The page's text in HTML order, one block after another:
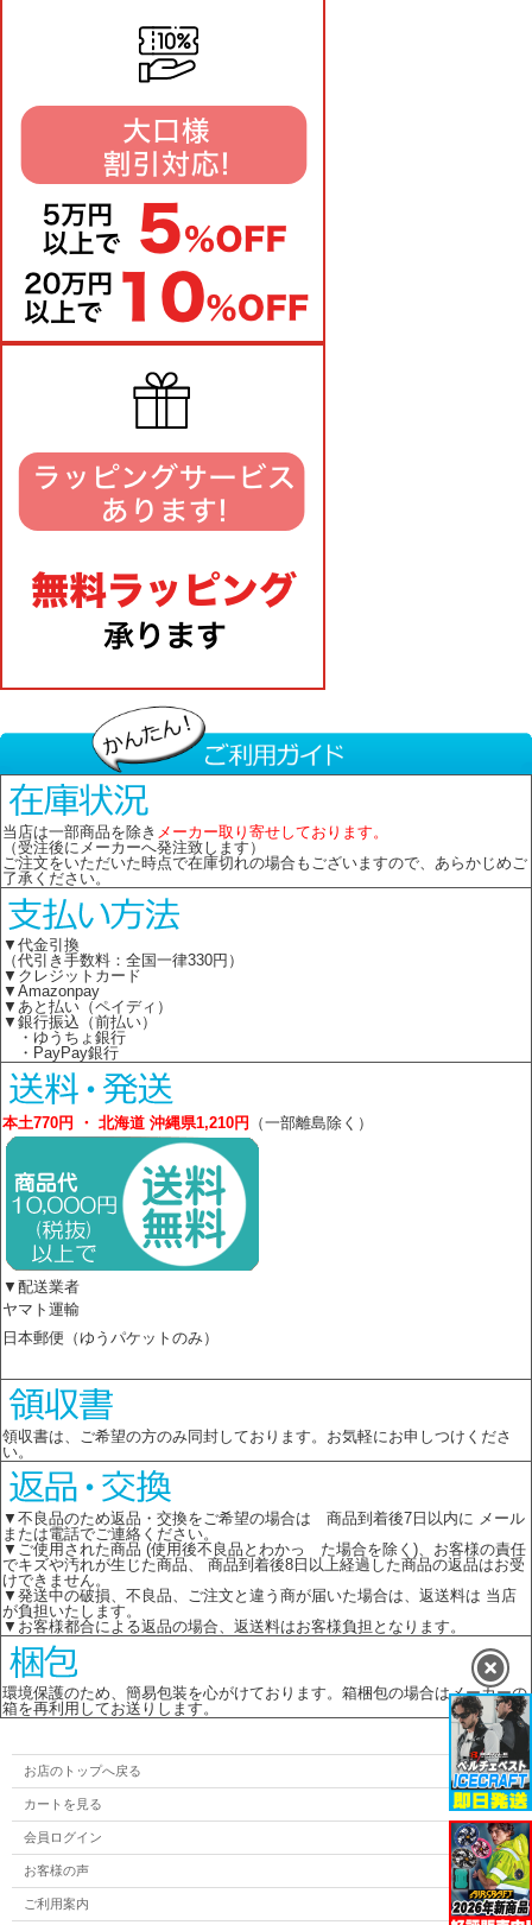
当店は一部商品を除き メーカー取り寄せしております。
（受注後にメーカーへ発注致します）
ご注文をいただいた時点で在庫切れの場合もございますので、あらかじめご
了承ください。
▼代金引換
（代引き手数料：全国一律330円）
▼クレジットカード
▼Amazonpay
▼あと払い（ペイディ）
▼銀行振込（前払い）
・ゆうちょ銀行
・PayPay銀行
本土770円 ・ 北海道 沖縄県1,210円 （一部離島除く）
▼配送業者
ヤマト運輸
日本郵便（ゆうパケットのみ）
領収書は、ご希望の方のみ同封しております。お気軽にお申しつけくださ
い。
▼不良品のため返品・交換をご希望の場合は 商品到着後7日以内に メール
または電話でご連絡ください。
▼ご使用された商品 (使用後不良品とわかっ た場合を除く)、お客様の責任
でキズや汚れが生じた商品、 商品到着後8日以上経過した商品の返品はお受
けできません。
▼発送中の破損、不良品、ご注文と違う商が届いた場合は、返送料は 当店
が負担いたします。
▼お客様都合による返品の場合、返送料はお客様負担となります。
環境保護のため、簡易包装を心がけております。箱梱包の場合はメーカーの
箱を再利用してお送りします。
お店のトップへ戻る
カートを見る
会員ログイン
お客様の声
ご利用案内